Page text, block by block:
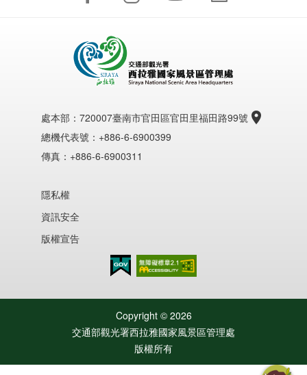
處本部： 720007臺南市官田區官田里福田路99號
總機代表號：+886-6-6900399
傳真：+886-6-6900311
隱私權
資訊安全
版權宣告
Copyright © 2026
交通部觀光署西拉雅國家風景區管理處
版權所有